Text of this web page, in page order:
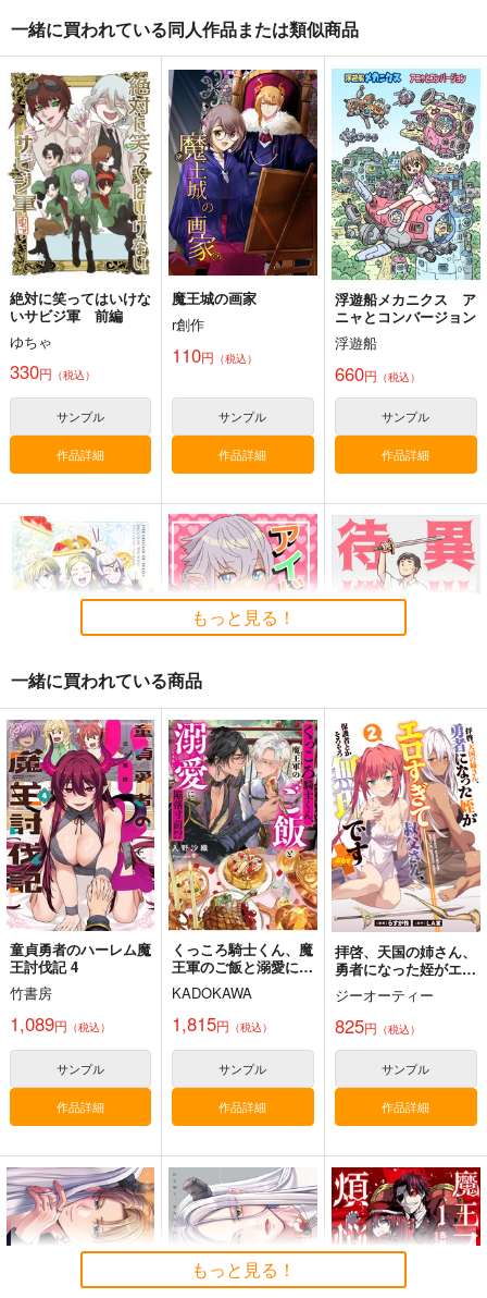
コミケ童話の裏話総集
編4
おのでら総本舗
1,540円（税込）
オリジナル メロス
サンプル
カート
黒白のアヴェスター 4
神座万象・第十四機
関
専売 3,144円（税込）
オリジナル
サンプル
カート
黒白のアヴェスター 2
神座万象・第十四機
関
専売 2,178円（税込）
オリジナル
サンプル
カート
黒白のアヴェスター 1
神座万象・第十四機
オリジナル
サンプル
カート
Fresh＆Smooth
ロイヤルマウンテン
770円（税込）
青山 澄香
白峰 莉花
メレ・レタナグア
サンプル
カート
FETISH ACADEMY
ロイヤルマウンテン
メレ・レタナグア
サンプル
カート
まぐ太ノート16冊
目 The Bunny's Tail
C-ARTS
円（税込）
サンプル
カート
通勤道中であの娘がぱ
んつを見せてくる本
嘘つき屋
（税込）
サンプル
カート
≪新刊発売記念
≫【B5アクリルボー
ド】艶娘幻夢譚
T2 ART WORKS
4,400円
サンプル
カート
一緒に買われている同人作品または類似商品
絶対に笑ってはいけな
いサビジ軍 前編
ゆちゃ
330円 （税込）
サンプル
作品詳細
魔王城の画家
r創作
110円 （税込）
サンプル
作品詳細
浮遊船メカニクス ア
ニャとコンバージョン
浮遊船
660円 （税込）
サンプル
作品詳細
スイートパラダイス
YAMORI屋
787円（税込）
リンク
サンプル
作品詳細
アイドル化計画
葵マート
629円（税込）
アリゼー
サンプル
作品詳細
異世界待機中
永田医院午前０時
629円（税込）
サンプル
作品詳細
熊狩日誌
hello×2
880円 （税込）
もういいかい、まあだ
だよ。
古唄
629円 （税込）
ビビ・オルニティア
ぼうけんをはじめまし
た！
NAM
カミュ
もっと見る！
一緒に買われている商品
童貞勇者のハーレム魔
王討伐記 4
竹書房
1,089円 （税込）
サンプル
作品詳細
くっころ騎士くん、魔
王軍のご飯と溺愛に陥
落寸前!?
KADOKAWA
1,815円 （税込）
サンプル
作品詳細
拝啓、天国の姉さん、
勇者になった姪がエロ
すぎて−叔父さん、保
護者とかそろそろ無理
です+ 2
ジーオーティー
825円 （税込）
サンプル
作品詳細
もっと見る！